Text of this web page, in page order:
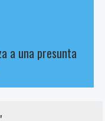
a una presunta